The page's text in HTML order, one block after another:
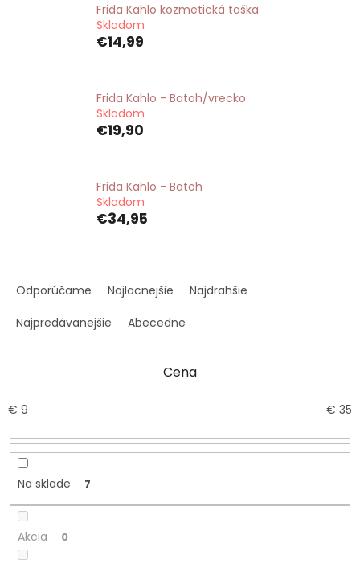
Frida Kahlo kozmetická taška
Skladom
€14,99
Frida Kahlo - Batoh/vrecko
Skladom
€19,90
Frida Kahlo - Batoh
Skladom
€34,95
a
e
r
d
t
Odporúčame Najlacnejšie
Najdrahšie
Najpredávanejšie
Abecedne
Cena
€ 9 € 35
Na sklade 7
Akcia 0